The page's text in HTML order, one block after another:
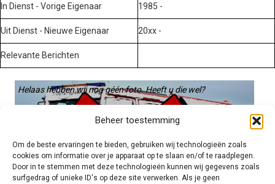
Beheer toestemming
Om de beste ervaringen te bieden, gebruiken wij technologieën zoals
cookies om informatie over je apparaat op te slaan en/of te raadplegen.
Door in te stemmen met deze technologieën kunnen wij gegevens zoals
surfgedrag of unieke ID's op deze site verwerken. Als je geen
In Dienst - Vorige Eigenaar 1985 -
Uit Dienst - Nieuwe Eigenaar 20xx -
Relevante Berichten
Helaas hebben wij nog géén foto. Heeft u die wel?
Graag gebruiken we die. Stuur hem op naar:
voertuigen@hulpverleningsdiensten.nl